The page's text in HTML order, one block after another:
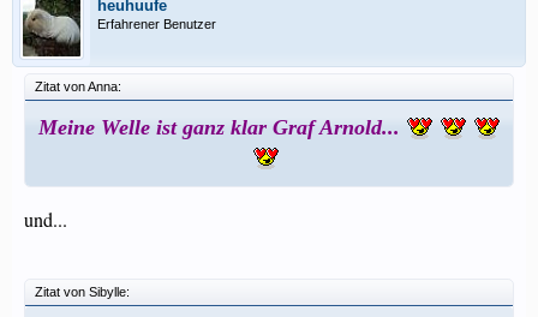
heuhuufe
Erfahrener Benutzer
Zitat von Anna:
Meine Welle ist ganz klar Graf Arnold...
und...
Zitat von Sibylle: